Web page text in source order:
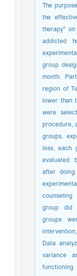
The
the
therapy"
addicted
group
month.
region of
lower
were
groups,
loss,
after
group
groups
Data
variance